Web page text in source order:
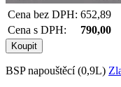
Cena bez DPH: 652,89
Cena s DPH:
790,00
BSP napouštěcí (0,9L)